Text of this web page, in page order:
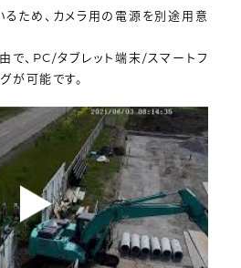
ため、カメラ用の電源を別途用意
で、PC/タブレット端末/スマートフ
が可能です。